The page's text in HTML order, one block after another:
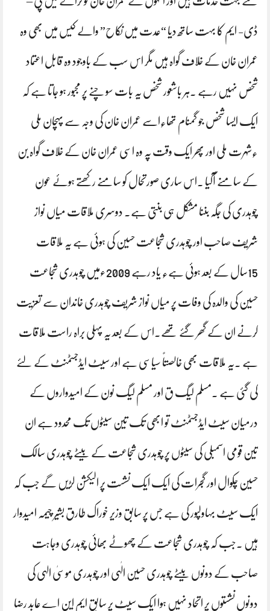
ڈی- ایم کا بہت ساتھ دیا “عدت میں نکاح” والے کیس میں بھی وہ
عمران خان کے خلاف گواہ ہیں مگر اس سب کے باوجود وہ قابل اعتماد
شخص نہیں رہے ۔ہر باشعور شخص یہ بات سوچنے پر مجبور ہو جاتا ہے کہ
ایک ایسا شخص جو گمنام تھا٫اسے عمران خان کی وجہ سے پہچان ملی
٫شہرت ملی اور پھر ایک وقت پہ وہ اسی عمران خان کے خلاف گواہ بن
کے سامنے آگیا ۔اس ساری صورتحال کو سامنے رکھتے ہوئے عون
چوہدری کی جگہ بننا مشکل ہی بنتی ہے۔ دوسری ملاقات میاں نواز
شریف صاحب اور چوہدری شجاعت حسین کی ہوئی ہے یہ ملاقات
15سال کے بعد ہوئی ہے٫ یاد رہے 2009ءمیں چوہدری شجاعت
حسین کی والدہ کی وفات پر میاں نواز شریف چوہدری خاندان سے تعزیت
کرنے ان کے گھر گئے تھے۔اس کے بعد یہ پہلی براہ راست ملاقات
ہے ۔یہ ملاقات بھی خالصتاً سیاسی ہے اور سیٹ ایڈجسٹمنٹ کے لئے
کی گئی ہے ۔مسلم لیگ ق اور مسلم لیگ نون کے امیدواروں کے
درمیان سیٹ ایڈجسٹمنٹ تو ابھی تک تین سیٹوں تک محدود ہے ان
تین قومی اسمبلی کی سیٹوں پر چوہدری شجاعت کے بیٹے چوہدری سالک
حسین چکوال اور گجرات کی ایک ایک نشست پر الیکشن لڑیں گے جب کہ
ایک سیٹ بہاولپور کی ہے جس پر سابق وزیر خوراک طارق بشیر چیمہ امیدوار
ہیں ۔جب کہ چوہدری شجاعت کے چھوٹے بھائی چوہدری وجاہت
صاحب کے دونوں بیٹے چوہدری حسین الٰہی اور چوہدری موسیٰ الہی کی
دونوں نشستوں پر اتحاد نہیں ہوا ایک سیٹ پر سابق ایم این اے عابد رضا